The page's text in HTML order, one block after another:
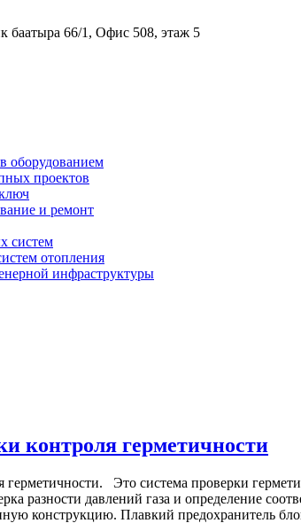
баатыра 66/1, Офис 508, этаж 5
оборудованием
проектов
и ремонт
систем
отопления
инфраструктуры
контроля герметичности
Это система проверки
разности давлений газа и определение
конструкцию. Плавкий предохранитель